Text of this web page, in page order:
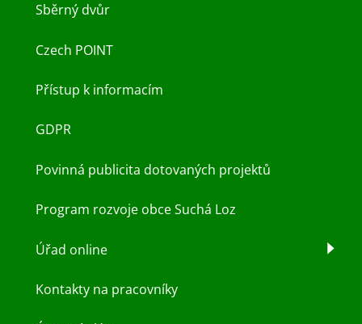
Sběrný dvůr
Czech POINT
Přístup k informacím
GDPR
Povinná publicita dotovaných projektů
Program rozvoje obce Suchá Loz
Úřad online
Kontakty na pracovníky